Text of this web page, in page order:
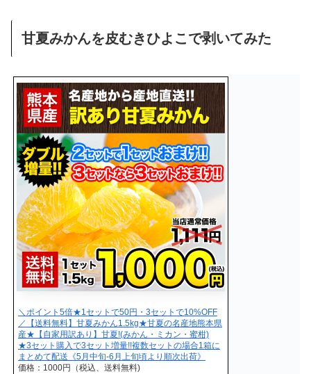
甘夏みかんを皮むきひよこで剥いてみた
＼ポイント5倍★1セットで50円・3セットで10%OFF
／【送料無料】甘夏みかん1.5kg★甘夏の名産地熊本県
産★【自家用訳あり】甘夏!(みかん・ミカン・蜜柑)
★3セット購入で3セット増量!!複数セットの場合1箱に
まとめて配送《5月中旬-6月上旬頃より順次出荷》
価格：1000円（税込、送料無料)